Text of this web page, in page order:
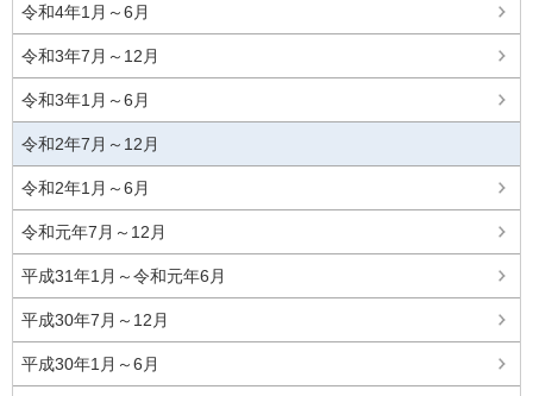
令和4年1月～6月
令和3年7月～12月
令和3年1月～6月
令和2年7月～12月
令和2年1月～6月
令和元年7月～12月
平成31年1月～令和元年6月
平成30年7月～12月
平成30年1月～6月